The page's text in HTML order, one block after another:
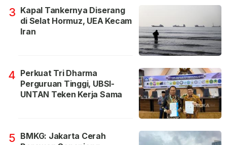
3 Kapal Tankernya Diserang
di Selat Hormuz, UEA Kecam
Iran
4 Perkuat Tri Dharma
Perguruan Tinggi, UBSI-
UNTAN Teken Kerja Sama
5 BMKG: Jakarta Cerah